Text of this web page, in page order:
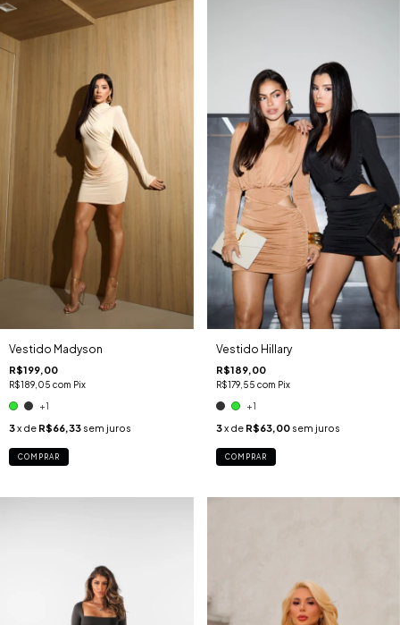
Vestido Madyson
R$199,00
R$189,05 com Pix
+1
3x de R$66,33 sem juros
COMPRAR
Vestido Hillary
R$189,00
R$179,55 com Pix
+1
3x de R$63,00 sem juros
COMPRAR